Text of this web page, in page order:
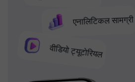
एनालिटिकल सामग्री
वीडियो ट्यूटोरियल